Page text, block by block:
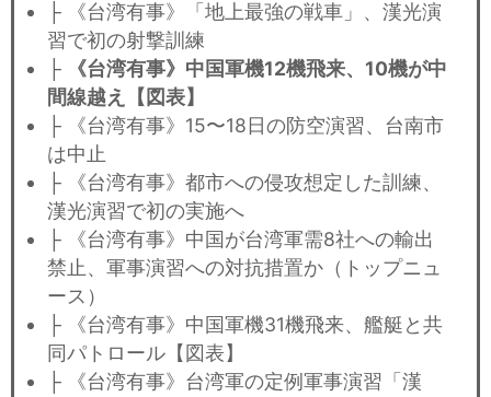
├ 《台湾有事》「地上最強の戦車」、漢光演
習で初の射撃訓練
├
《台湾有事》中国軍機12機飛来、10機が中
間線越え【図表】
├ 《台湾有事》15〜18日の防空演習、台南市
は中止
├ 《台湾有事》都市への侵攻想定した訓練、
漢光演習で初の実施へ
├ 《台湾有事》中国が台湾軍需8社への輸出
禁止、軍事演習への対抗措置か（トップニュ
ース）
├ 《台湾有事》中国軍機31機飛来、艦艇と共
同パトロール【図表】
├ 《台湾有事》台湾軍の定例軍事演習「漢